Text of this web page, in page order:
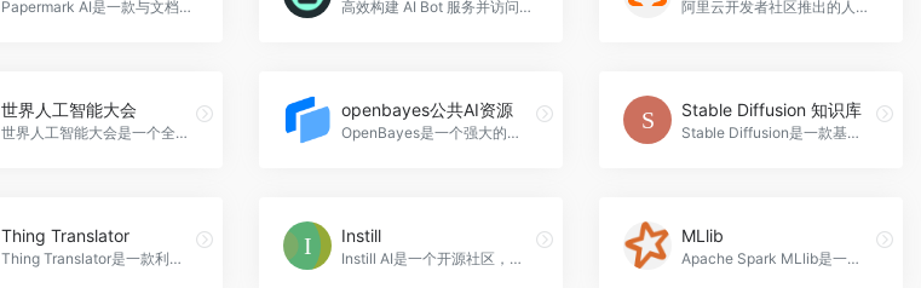
Papermark AI是一款与文档进行交互的AI助手，可以帮助您改进和优化演示文稿和销售文档，实现安全的文档共享，并提供实时分析和洞察力，Papermark官网入口网址 高效构建 AI Bot 服务并访问广泛的 API 和插件，GPTBots官网入口网址 阿里云开发者社区推出的人工智能学习路线（学+测）产品，为用户提供了一站式的人工智能技术学习平台，帮助他们系统地学习和测试人工智能技术，阿里云AI学习路线官网入口网址
世界人工智能大会
世界人工智能大会是一个全球性的人工智能盛会，汇聚了来自世界各地的AI精英和创见者，通过高端论坛、展览展示、赛事评奖和应用体验等环节，促进人工智能领域的交流与合作，世界人工智能大会官网入口网址
openbayes公共AI资源
OpenBayes是一个强大的数据科学平台，提供了丰富的公共数据集、教程和模型资源，帮助用户快速构建和部署机器学习模型，openbayes公共AI资源官网入口网址
Stable Diffusion 知识库
Stable Diffusion是一款基于人工智能技术的知识库AI艺术探索工具，帮助用户快速获取和学习相关知识，并提供创意探索和艺术创作的支持，Stable Diffusion 知识库官网入口网址
Thing Translator
Thing Translator是一款利用Google的机器学习API开发的实验性应用程序，通过拍照来听到物体在不同语言中的发音，帮助用户学习不同语言的发音和促进文化交流，Thing Translator官网入口网址
Instill
Instill AI是一个开源社区，通过现代数据堆栈赋能人工智能，挖掘非结构化数据的价值。他们的产品Instill Cloud是一个无代码/低代码平台，可以加速AI应用程序的开发。用户可以轻松连接各种数据源，无缝集成AI模型，并以极快的速度部署定制逻辑，Instill官网入口网址
MLlib
Apache Spark MLlib是一个可扩展的机器学习库，提供高质量的机器学习算法和工作流工具，适用于大规模数据分析和挖掘、推荐系统、自然语言处理等应用场景，MLlib官网入口网址